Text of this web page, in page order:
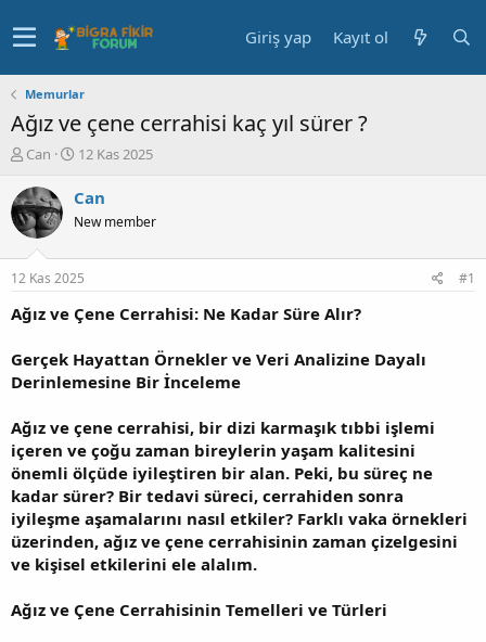
Giriş yap Kayıt ol
Memurlar
Ağız ve çene cerrahisi kaç yıl sürer ?
K
n
u
y
b
a
ş
l
t
a
Can
B
ş
a
g
ı
ç
t
r
i
i
12 Kas 2025
Can
New member
12 Kas 2025 #1
Ağız ve Çene Cerrahisi: Ne Kadar Süre Alır?
Gerçek Hayattan Örnekler ve Veri Analizine Dayalı
Derinlemesine Bir İnceleme
Ağız ve çene cerrahisi, bir dizi karmaşık tıbbi işlemi
içeren ve çoğu zaman bireylerin yaşam kalitesini
önemli ölçüde iyileştiren bir alan. Peki, bu süreç ne
kadar sürer? Bir tedavi süreci, cerrahiden sonra
iyileşme aşamalarını nasıl etkiler? Farklı vaka örnekleri
üzerinden, ağız ve çene cerrahisinin zaman çizelgesini
ve kişisel etkilerini ele alalım.
Ağız ve Çene Cerrahisinin Temelleri ve Türleri